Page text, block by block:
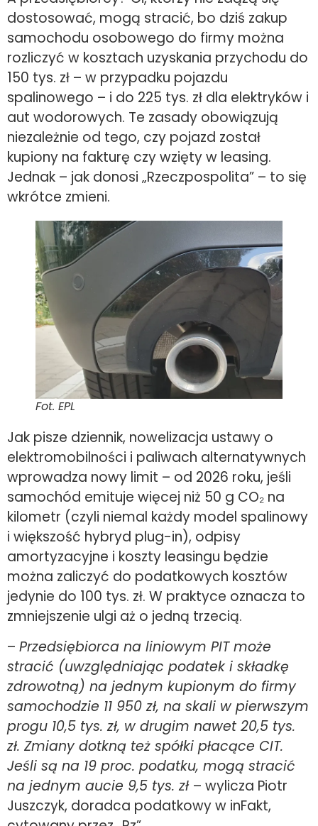
dostosować, mogą stracić, bo dziś zakup
samochodu osobowego do firmy można
rozliczyć w kosztach uzyskania przychodu do
150 tys. zł – w przypadku pojazdu
spalinowego – i do 225 tys. zł dla elektryków i
aut wodorowych. Te zasady obowiązują
niezależnie od tego, czy pojazd został
kupiony na fakturę czy wzięty w leasing.
Jednak – jak donosi „Rzeczpospolita” – to się
wkrótce zmieni.
Fot. EPL
Jak pisze dziennik, nowelizacja ustawy o
elektromobilności i paliwach alternatywnych
wprowadza nowy limit – od 2026 roku, jeśli
samochód emituje więcej niż 50 g CO₂ na
kilometr (czyli niemal każdy model spalinowy
i większość hybryd plug-in), odpisy
amortyzacyjne i koszty leasingu będzie
można zaliczyć do podatkowych kosztów
jedynie do 100 tys. zł. W praktyce oznacza to
zmniejszenie ulgi aż o jedną trzecią.
– Przedsiębiorca na liniowym PIT może
stracić (uwzględniając podatek i składkę
zdrowotną) na jednym kupionym do firmy
samochodzie 11 950 zł, na skali w pierwszym
progu 10,5 tys. zł, w drugim nawet 20,5 tys.
zł. Zmiany dotkną też spółki płacące CIT.
Jeśli są na 19 proc. podatku, mogą stracić
na jednym aucie 9,5 tys. zł – wylicza Piotr
Juszczyk, doradca podatkowy w inFakt,